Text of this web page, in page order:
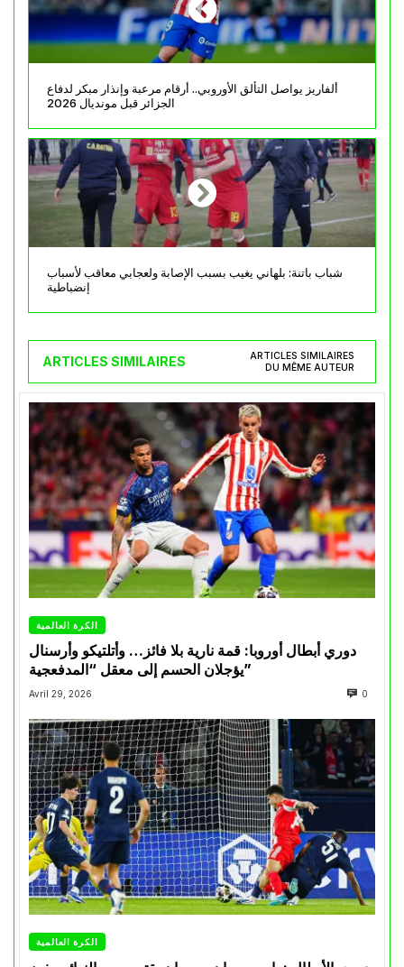
ألفاريز يواصل التألق الأوروبي.. أرقام مرعبة وإنذار مبكر لدفاع
الجزائر قبل مونديال 2026
شباب باتنة: بلهاني يغيب بسبب الإصابة ولعجابي معاقب لأسباب
إنضباطية
ARTICLES SIMILAIRES
ARTICLES SIMILAIRES
DU MÊME AUTEUR
الكرة العالمية
دوري أبطال أوروبا: قمة نارية بلا فائز… وأتلتيكو وأرسنال
يؤجلان الحسم إلى معقل “المدفعجية”
Avril 29, 2026 0
الكرة العالمية